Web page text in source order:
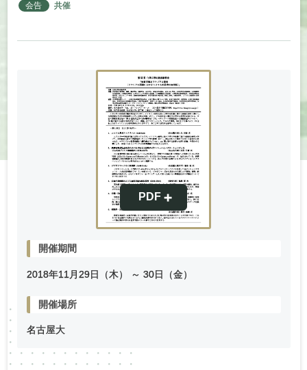
会告 共催
開催期間
2018年11 月29日（木） ～ 30日（金）
開催場所
名古屋大